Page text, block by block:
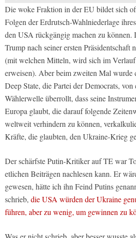
Die woke Fraktion in der EU bildet sich
Folgen der Erdrutsch-Wahlniederlage
den USA rückgängig machen zu können.
Trump nach seiner ersten Präsidentschaft
(mit welchen Mitteln, wird sich im
erweisen). Aber beim zweiten Mal wurde
Deep State, die Partei der Democrats, von
Wählerwelle überrollt, dass seine
Europa glaubt, die darauf folgende
weltweit verhindern zu können,
Kräfte, die glaubten, den Ukraine-Krieg
Der schärfste Putin-Kritiker auf TE war
etlichen Beiträgen nachlesen kann. Er
gewesen, hätte ich ihn Feind Putins
schrieb, die USA würden der Ukraine
führen, aber zu wenig, um gewinnen zu